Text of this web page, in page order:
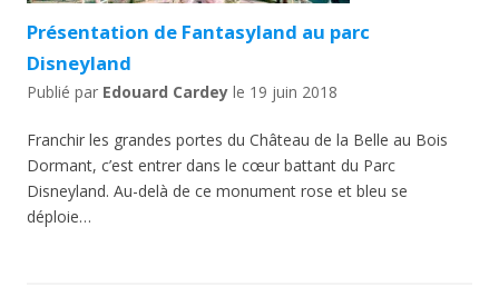
Présentation de Fantasyland au parc
Disneyland
Publié par Edouard Cardey le 19 juin 2018
Franchir les grandes portes du Château de la Belle au Bois
Dormant, c’est entrer dans le cœur battant du Parc
Disneyland. Au-delà de ce monument rose et bleu se
déploie…